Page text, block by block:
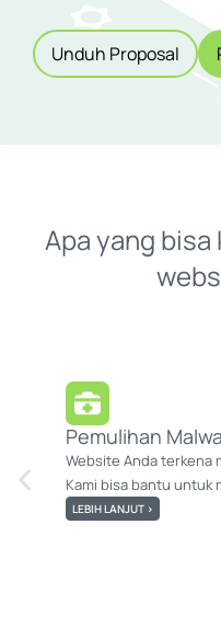
Unduh Proposal
Apa yang
Pemulihan
Website Anda terkena
Kami bisa bantu untuk
LEBIH LANJUT >